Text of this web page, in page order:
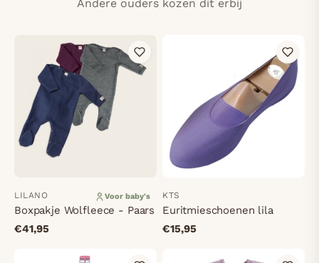
Andere ouders kozen dit erbij
LILANO Voor baby's
Boxpakje Wolfleece - Paars
€41,95
KTS
Euritmieschoenen lila
€15,95